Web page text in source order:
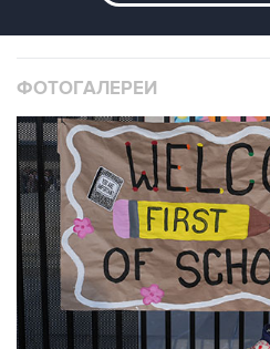
ФОТОГАЛЕРЕИ